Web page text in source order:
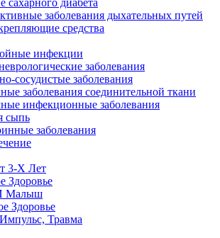
сахарного диабета
заболевания дыхательных путей
средства
инфекции
заболевания
сосудистые заболевания
заболевания соединительной ткани
инфекционные заболевания
сыпь
заболевания
3-Х Лет
Здоровье
Малыш
Здоровье
Травма